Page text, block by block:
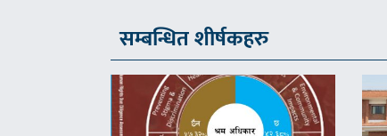
सम्बन्धित शीर्षकहरु